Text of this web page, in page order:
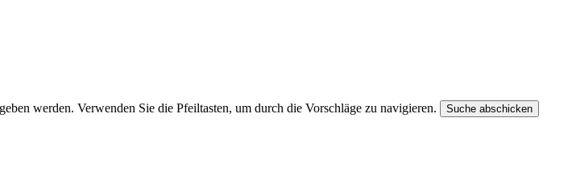
werden. Verwenden Sie die Pfeiltasten, um durch die Vorschläge zu navigieren. Suche abschicken